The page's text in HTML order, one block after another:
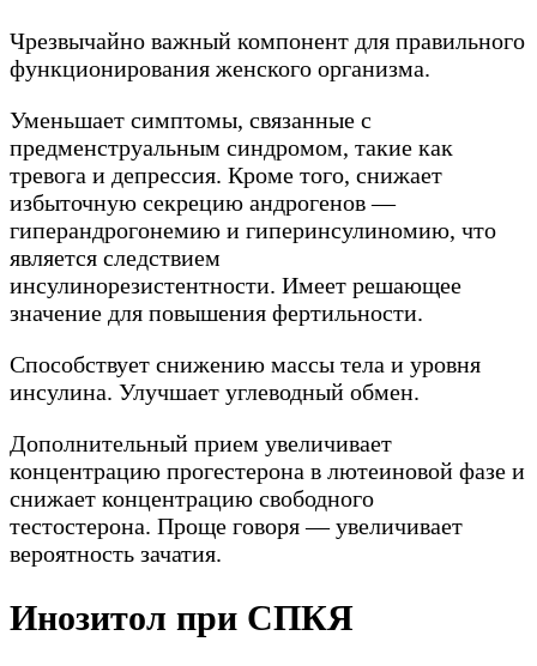
Чрезвычайно важный компонент для правильного
функционирования женского организма.
Уменьшает симптомы, связанные с
предменструальным синдромом, такие как
тревога и депрессия. Кроме того, снижает
избыточную секрецию андрогенов —
гиперандрогонемию и гиперинсулиномию, что
является следствием
инсулинорезистентности. Имеет решающее
значение для повышения фертильности.
Способствует снижению массы тела и уровня
инсулина. Улучшает углеводный обмен.
Дополнительный прием увеличивает
концентрацию прогестерона в лютеиновой фазе и
снижает концентрацию свободного
тестостерона. Проще говоря — увеличивает
вероятность зачатия.
Инозитол при СПКЯ